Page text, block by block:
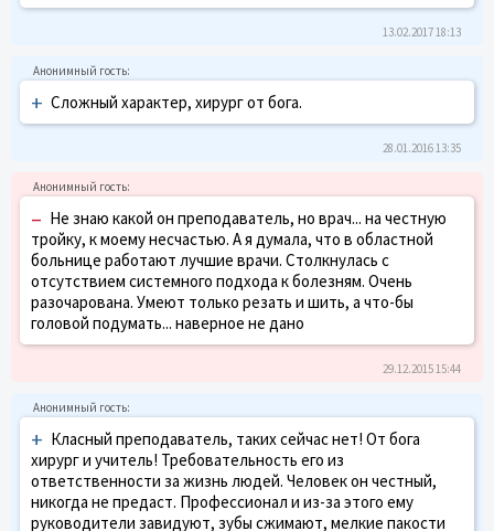
13.02.2017 18:13
+ Сложный характер, хирург от бога.
28.01.2016 13:35
– Не знаю какой он преподаватель, но врач... на честную
тройку, к моему несчастью. А я думала, что в областной
больнице работают лучшие врачи. Столкнулась с
отсутствием системного подхода к болезням. Очень
разочарована. Умеют только резать и шить, а что-бы
головой подумать... наверное не дано
29.12.2015 15:44
+ Класный преподаватель, таких сейчас нет! От бога
хирург и учитель! Требовательность его из
ответственности за жизнь людей. Человек он честный,
никогда не предаст. Профессионал и из-за этого ему
руководители завидуют, зубы сжимают, мелкие пакости